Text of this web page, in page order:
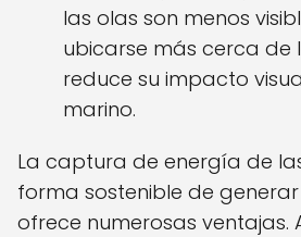
las olas son menos
ubicarse más cerca de
reduce su impacto
marino.
La captura de energía de
forma sostenible de
ofrece numerosas ventajas.